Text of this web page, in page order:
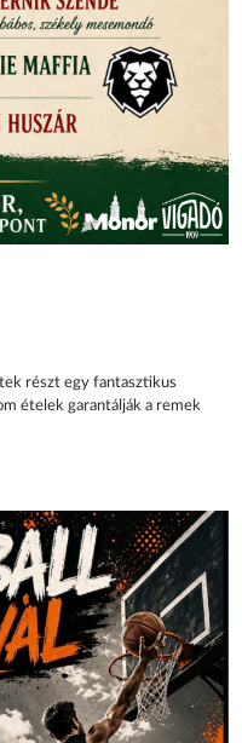
részt egy fantasztikus
ételek garantálják a remek